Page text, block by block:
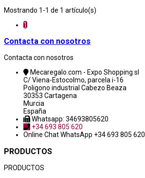
Mostrando 1-1 de 1 artículo(s)
1
Contacta con nosotros
Contacta con nosotros
Mecaregalo.com - Expo Shopping sl
C/ Viena-Estocolmo, parcela i-16
Poligono industrial Cabezo Beaza
30353 Cartagena
Murcia
España
Whatsapp: 34693805620
+34 693 805 620
Online ChatWhatsApp +34 693 805 620
PRODUCTOS
PRODUCTOS